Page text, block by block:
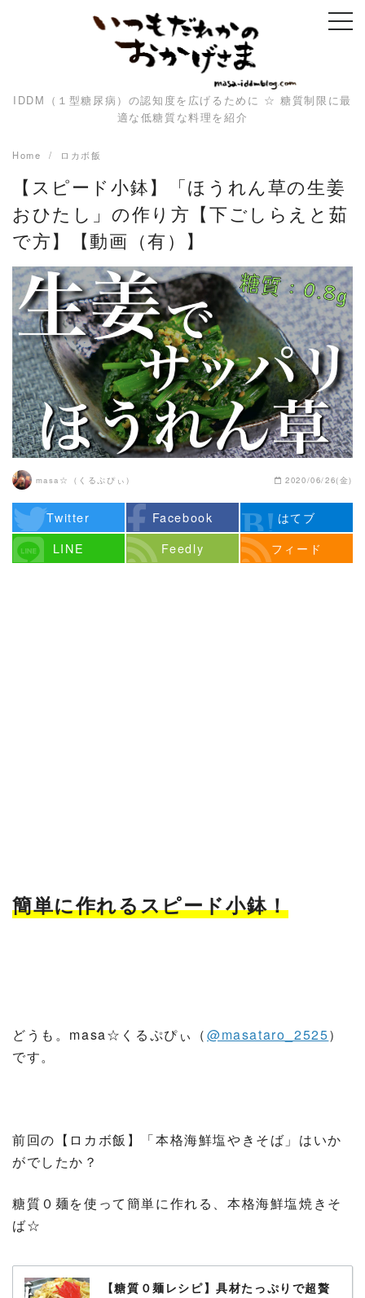
IDDM（１型糖尿病）の認知度を広げるために ☆ 糖質制限に最
適な低糖質な料理を紹介
Home ロカボ飯
【スピード小鉢】「ほうれん草の生姜
おひたし」の作り方【下ごしらえと茹
で方】【動画（有）】
masa☆（くるぷぴぃ） 2020/06/26(金)
Twitter Facebook
はてブ
LINE
Feedly フィード
簡単に作れるスピード小鉢！
どうも。masa☆くるぷぴぃ（@masataro_2525）
です。
前回の【ロカボ飯】「本格海鮮塩やきそば」はいか
がでしたか？
糖質０麺を使って簡単に作れる、本格海鮮塩焼きそ
ば☆
【糖質０麺レシピ】具材たっぷりで超贅